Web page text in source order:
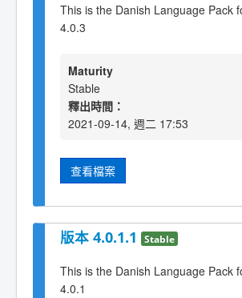
This is the Danish Language Pack
4.0.3
Maturity
Stable
釋出時間：
2021-09-14, 週二 17:53
查看檔案
版本 4.0.1.1 Stable
This is the Danish Language Pack
4.0.1